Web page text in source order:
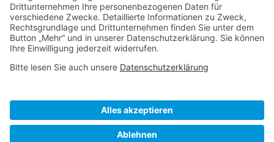
ÜBER UNS IMPRESSUM DATENSCHUTZ
AGB
UMTAUSCH & RETOURE